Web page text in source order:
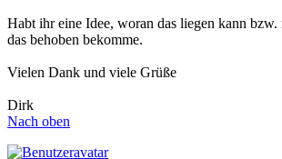
Habt ihr eine Idee, woran das liegen kann bzw.
das behoben bekomme.
Vielen Dank und viele Grüße
Dirk
Nach oben